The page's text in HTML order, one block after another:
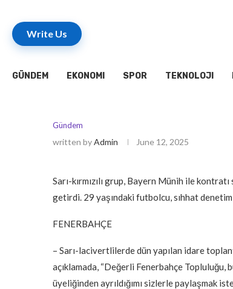
Write Us
GÜNDEM EKONOMI SPOR TEKNOLOJI
Gündem
written byAdmin June 12, 2025
Sarı-kırmızılı grup, Bayern Münih ile
getirdi. 29 yaşındaki futbolcu, sıhhat
FENERBAHÇE
– Sarı-lacivertlilerde dün yapılan idare
açıklamada, “Değerli Fenerbahçe
üyeliğinden ayrıldığımı sizlerle paylaşmak